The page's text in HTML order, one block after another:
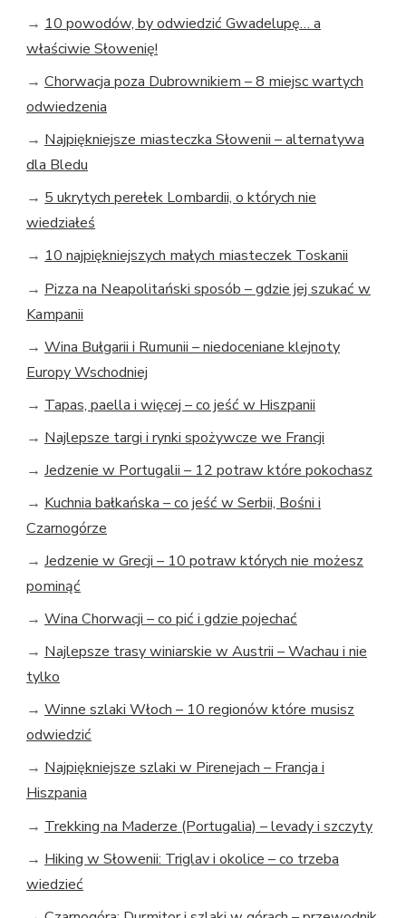
→ 10 powodów, by odwiedzić Gwadelupę… a
właściwie Słowenię!
→ Chorwacja poza Dubrownikiem – 8 miejsc wartych
odwiedzenia
→ Najpiękniejsze miasteczka Słowenii – alternatywa
dla Bledu
→ 5 ukrytych perełek Lombardii, o których nie
wiedziałeś
→ 10 najpiękniejszych małych miasteczek Toskanii
→ Pizza na Neapolitański sposób – gdzie jej szukać w
Kampanii
→ Wina Bułgarii i Rumunii – niedoceniane klejnoty
Europy Wschodniej
→ Tapas, paella i więcej – co jeść w Hiszpanii
→ Najlepsze targi i rynki spożywcze we Francji
→ Jedzenie w Portugalii – 12 potraw które pokochasz
→ Kuchnia bałkańska – co jeść w Serbii, Bośni i
Czarnogórze
→ Jedzenie w Grecji – 10 potraw których nie możesz
pominąć
→ Wina Chorwacji – co pić i gdzie pojechać
→ Najlepsze trasy winiarskie w Austrii – Wachau i nie
tylko
→ Winne szlaki Włoch – 10 regionów które musisz
odwiedzić
→ Najpiękniejsze szlaki w Pirenejach – Francja i
Hiszpania
→ Trekking na Maderze (Portugalia) – levady i szczyty
→ Hiking w Słowenii: Triglav i okolice – co trzeba
wiedzieć